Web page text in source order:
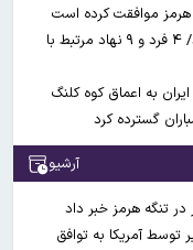
هرمز موافقت کرده است
آمریکا تحریم‌های جدیدی علیه ایران اعمال کرد/ ۴ فرد و ۹ نهاد مرتبط با
ایران به اعماق کوه کلنگ
گسترده کرد
آرشیو
تنگه هرمز خبر داد
توسط آمریکا به توافق